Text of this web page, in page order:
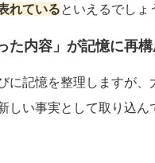
れているといえるでしょ
た内容」が記憶に再
に記憶を整理しますが、
しい事実として取り込ん